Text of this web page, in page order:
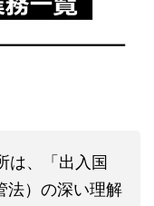
は、「出入国
法）の深い理解